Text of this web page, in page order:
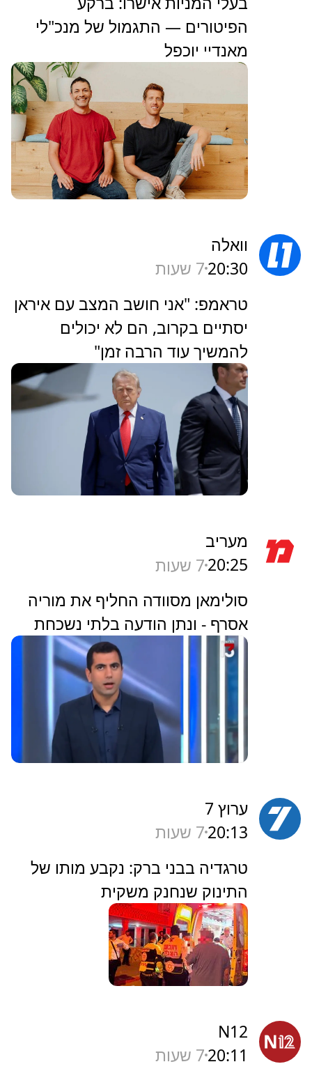
הפיטורים — התגמול של מנכ"לי
מאנדיי יוכפל
וואלה
20:307 שעות
טראמפ: "אני חושב המצב עם איראן
יסתיים בקרוב, הם לא יכולים
להמשיך עוד הרבה זמן"
מעריב
20:257 שעות
סולימאן מסוודה החליף את מוריה
אסרף - ונתן הודעה בלתי נשכחת
ערוץ 7
20:137 שעות
‏טרגדיה בבני ברק: נקבע מותו של
התינוק שנחנק משקית
N12
20:117 שעות